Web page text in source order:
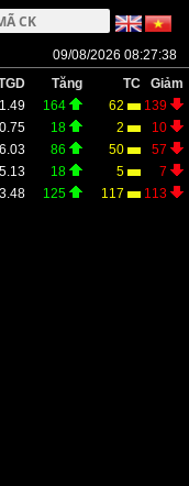
Tăng TC Giảm
164 62 139
18 2 10
86 50 57
18 5 7
125 117 113
09/08/2026 08:27:38